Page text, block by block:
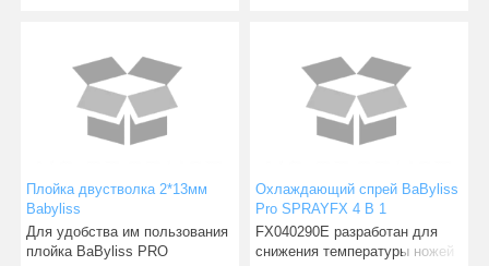
Плойка двустволка 2*13мм
Babyliss
Для удобства им пользования
плойка BaByliss PRO
Охлаждающий спрей BaByliss
Pro SPRAYFX 4 В 1
FX040290E разработан для
снижения температуры ножей